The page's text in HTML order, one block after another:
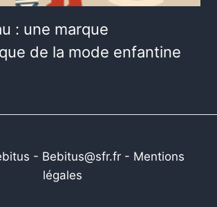
: une marque
de la mode enfantine
- Bebitus@sfr.fr - Mentions
légales